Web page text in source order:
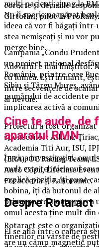
corecte și deciziile
Gîrtofan, pilot la ProRally.
Campania „Condu
un proiect național
România, printre care
Sibiu și Târgu Mureș,
numărului de accidente
implicarea activă a
Proiectul a fost
sponsorilor: Allianz
Academia Titi Aur, ISU,
(ERA), OC Racing Team,
Auto Copii, Lifetime
Focacceria și Panoramic.
Despre Rotaract
Rotaract este o
tinerilor cu vârste de
mulți pacienți ajung la
Nu îi sperie neapărat
ideea că vor fi băgați
stea nemișcați și nu vor
merge bine.
Adevărul e mai liniștitor.
cu lumea. Ești urmărit,
între secvențele de
ai nevoie.
Cine te aude, de
aparatul RMN
În ziua investigației,
mult este tehnicianul sau
explică poziția, îți pune
bobina, îți dă butonul de
prima parte. Poate
omul acesta ține mult
El se află într-o cameră
are un câmp magnetic